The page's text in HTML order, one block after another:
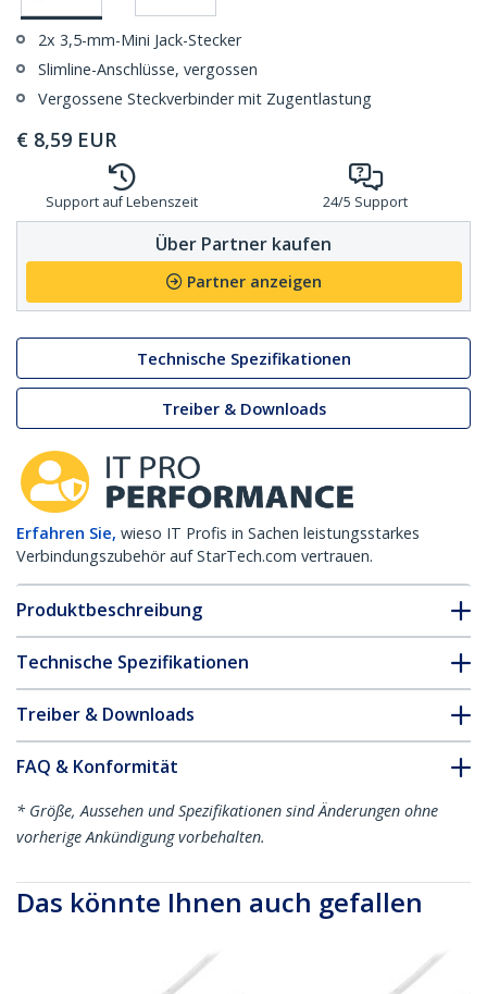
2x 3,5-mm-Mini Jack-Stecker
Slimline-Anschlüsse, vergossen
Vergossene Steckverbinder mit Zugentlastung
€ 8,59 EUR
Support auf Lebenszeit 24/5 Support
Über Partner kaufen
Partner anzeigen
Technische Spezifikationen
Treiber & Downloads
Erfahren Sie, wieso IT Profis in Sachen leistungsstarkes
Verbindungszubehör auf StarTech.com vertrauen.
Produktbeschreibung
Technische Spezifikationen
Treiber & Downloads
FAQ & Konformität
* Größe, Aussehen und Spezifikationen sind Änderungen ohne
vorherige Ankündigung vorbehalten.
Das könnte Ihnen auch gefallen